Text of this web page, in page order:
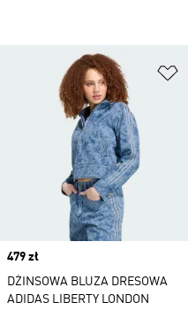
Price
479 zł
DŻINSOWA BLUZA DRESOWA
ADIDAS LIBERTY LONDON